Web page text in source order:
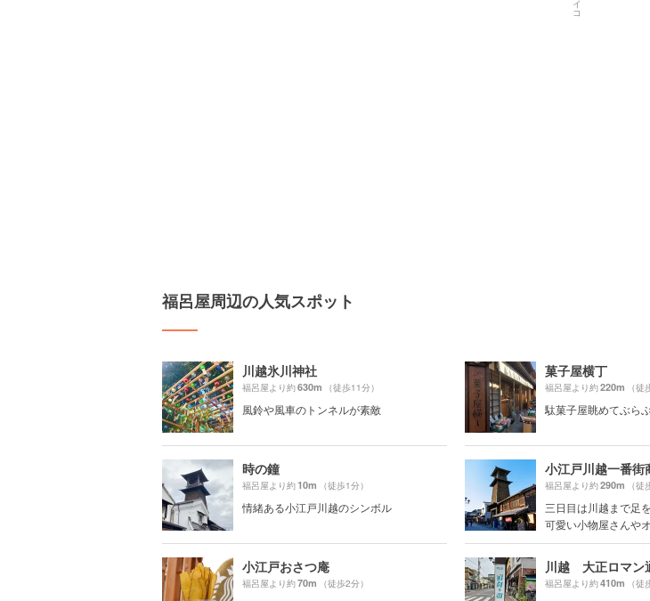
福呂屋周辺の人気スポット
川越氷川神社
福呂屋より約630m （徒歩11分）
風鈴や風車のトンネルが素敵
菓子屋横丁
福呂屋より約220m （徒
駄菓子屋眺めてぶら
時の鐘
福呂屋より約10m （徒歩1分）
情緒ある小江戸川越のシンボル
福呂屋より約290m （徒
三日目は川越まで足
可愛い小物屋さんや
小江戸おさつ庵
福呂屋より約70m （徒歩2分）
川越 大正ロマン
福呂屋より約410m （徒